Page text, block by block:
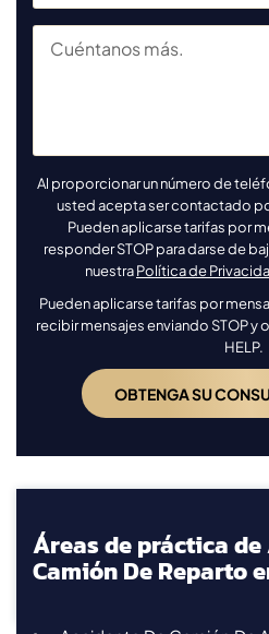
Al proporcionar un número de
usted acepta ser contactado
Pueden aplicarse tarifas por
responder STOP para darse de
nuestraPolítica de
Pueden aplicarse tarifas por
recibir mensajes enviando STOP y
HELP.
Áreas de práctica
Camión De Reparto